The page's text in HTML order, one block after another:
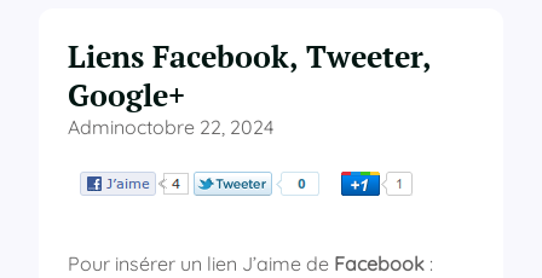
Liens Facebook, Tweeter,
Google+
Adminoctobre 22, 2024
Pour insérer un lien J’aime de Facebook :